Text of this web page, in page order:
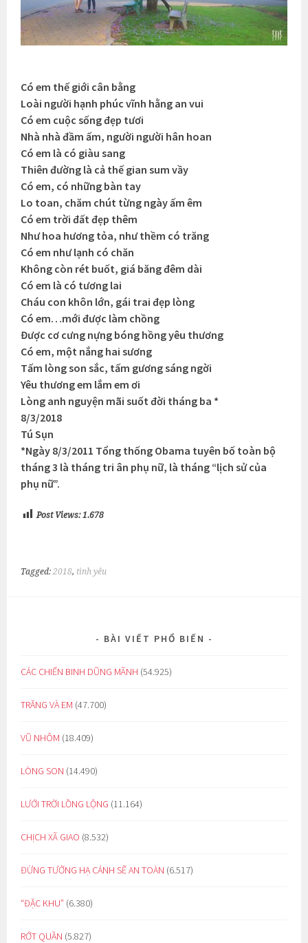
Có em thế giới cân bằng
Loài người hạnh phúc vĩnh hằng an vui
Có em cuộc sống đẹp tươi
Nhà nhà đầm ấm, người người hân hoan
Có em là có giàu sang
Thiên đường là cả thế gian sum vầy
Có em, có những bàn tay
Lo toan, chăm chút từng ngày ấm êm
Có em trời đất đẹp thêm
Như hoa hương tỏa, như thềm có trăng
Có em như lạnh có chăn
Không còn rét buốt, giá băng đêm dài
Có em là có tương lai
Cháu con khôn lớn, gái trai đẹp lòng
Có em…mới được làm chồng
Được cơ cưng nựng bóng hồng yêu thương
Có em, một nắng hai sương
Tấm lòng son sắc, tấm gương sáng ngời
Yêu thương em lắm em ơi
Lòng anh nguyện mãi suốt đời tháng ba *
8/3/2018
Tú Sụn
*Ngày 8/3/2011 Tổng thống Obama tuyên bố toàn bộ
tháng 3 là tháng tri ân phụ nữ, là tháng “lịch sử của
phụ nữ”.
Post Views: 1.678
Tagged:2018, tình yêu
BÀI VIẾT PHỔ BIẾN
CÁC CHIẾN BINH DŨNG MÃNH (54.925)
TRĂNG VÀ EM (47.700)
VŨ NHÔM (18.409)
LÒNG SON (14.490)
LƯỚI TRỜI LỒNG LỘNG (11.164)
CHỊCH XÃ GIAO (8.532)
ĐỪNG TƯỞNG HẠ CÁNH SẼ AN TOÀN (6.517)
“ĐẶC KHU” (6.380)
RỚT QUẦN (5.827)